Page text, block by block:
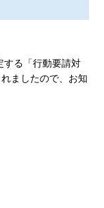
する「行動要請対
ましたので、お知